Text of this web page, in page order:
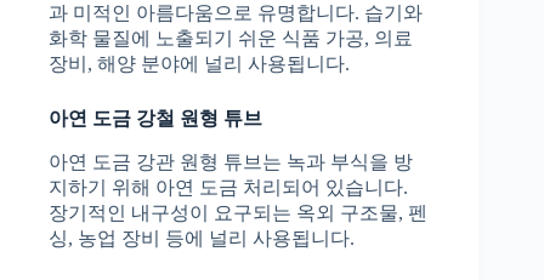
과 미적인 아름다움으로 유명합니다. 습기와
화학 물질에 노출되기 쉬운 식품 가공, 의료
장비, 해양 분야에 널리 사용됩니다.
아연 도금 강철 원형 튜브
아연 도금 강관 원형 튜브는 녹과 부식을 방
지하기 위해 아연 도금 처리되어 있습니다.
장기적인 내구성이 요구되는 옥외 구조물, 펜
싱, 농업 장비 등에 널리 사용됩니다.